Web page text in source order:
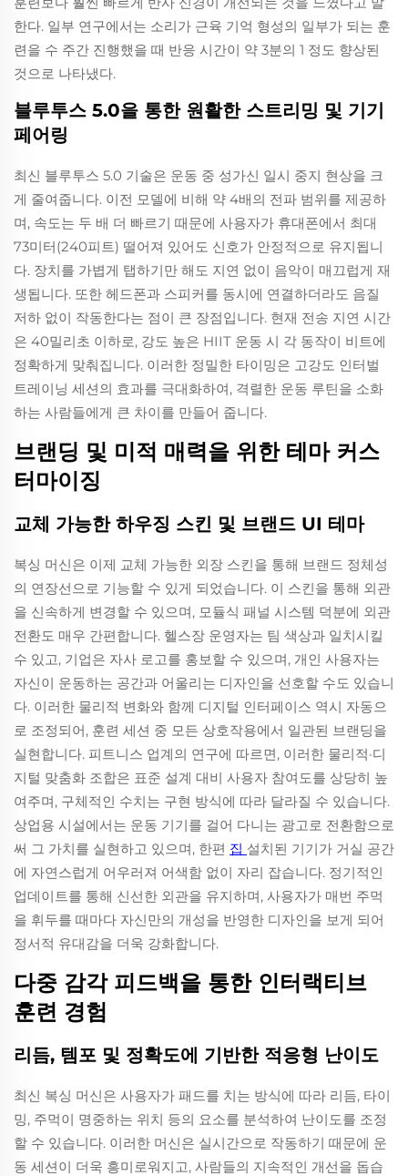
한다. 일부 연구에서는 소리가 근육 기억 형성의 일부가 되는 훈
련을 수 주간 진행했을 때 반응 시간이 약 3분의 1 정도 향상된
것으로 나타냈다.
블루투스 5.0을 통한 원활한 스트리밍 및 기기
페어링
최신 블루투스 5.0 기술은 운동 중 성가신 일시 중지 현상을 크
게 줄여줍니다. 이전 모델에 비해 약 4배의 전파 범위를 제공하
며, 속도는 두 배 더 빠르기 때문에 사용자가 휴대폰에서 최대
73미터(240피트) 떨어져 있어도 신호가 안정적으로 유지됩니
다. 장치를 가볍게 탭하기만 해도 지연 없이 음악이 매끄럽게 재
생됩니다. 또한 헤드폰과 스피커를 동시에 연결하더라도 음질
저하 없이 작동한다는 점이 큰 장점입니다. 현재 전송 지연 시간
은 40밀리초 이하로, 강도 높은 HIIT 운동 시 각 동작이 비트에
정확하게 맞춰집니다. 이러한 정밀한 타이밍은 고강도 인터벌
트레이닝 세션의 효과를 극대화하여, 격렬한 운동 루틴을 소화
하는 사람들에게 큰 차이를 만들어 줍니다.
브랜딩 및 미적 매력을 위한 테마 커스
터마이징
교체 가능한 하우징 스킨 및 브랜드 UI 테마
복싱 머신은 이제 교체 가능한 외장 스킨을 통해 브랜드 정체성
의 연장선으로 기능할 수 있게 되었습니다. 이 스킨을 통해 외관
을 신속하게 변경할 수 있으며, 모듈식 패널 시스템 덕분에 외관
전환도 매우 간편합니다. 헬스장 운영자는 팀 색상과 일치시킬
수 있고, 기업은 자사 로고를 홍보할 수 있으며, 개인 사용자는
자신이 운동하는 공간과 어울리는 디자인을 선호할 수도 있습니
다. 이러한 물리적 변화와 함께 디지털 인터페이스 역시 자동으
로 조정되어, 훈련 세션 중 모든 상호작용에서 일관된 브랜딩을
실현합니다. 피트니스 업계의 연구에 따르면, 이러한 물리적·디
지털 맞춤화 조합은 표준 설계 대비 사용자 참여도를 상당히 높
여주며, 구체적인 수치는 구현 방식에 따라 달라질 수 있습니다.
상업용 시설에서는 운동 기기를 걸어 다니는 광고로 전환함으로
써 그 가치를 실현하고 있으며, 한편 집 설치된 기기가 거실 공간
에 자연스럽게 어우러져 어색함 없이 자리 잡습니다. 정기적인
업데이트를 통해 신선한 외관을 유지하며, 사용자가 매번 주먹
을 휘두를 때마다 자신만의 개성을 반영한 디자인을 보게 되어
정서적 유대감을 더욱 강화합니다.
다중 감각 피드백을 통한 인터랙티브
훈련 경험
리듬, 템포 및 정확도에 기반한 적응형 난이도
최신 복싱 머신은 사용자가 패드를 치는 방식에 따라 리듬, 타이
밍, 주먹이 명중하는 위치 등의 요소를 분석하여 난이도를 조정
할 수 있습니다. 이러한 머신은 실시간으로 작동하기 때문에 운
동 세션이 더욱 흥미로워지고, 사람들의 지속적인 개선을 돕습